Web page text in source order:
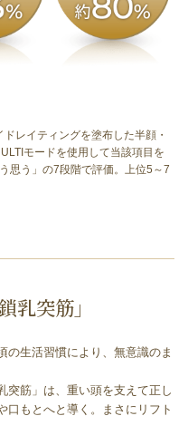
レイティングを塗布した半顔・
モードを使用して当該項目を
思う」の7段階で評価。上位5～7
乳突筋」
の⽣活習慣により、無意識のま
突筋」は、重い頭を⽀えて正し
⼝もとへと導く。まさにリフト